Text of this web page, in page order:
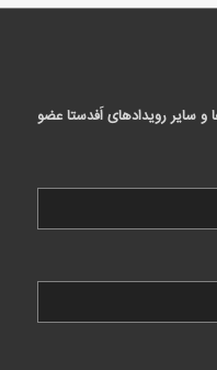
و سایر رویدادهای اَفدستا عضو